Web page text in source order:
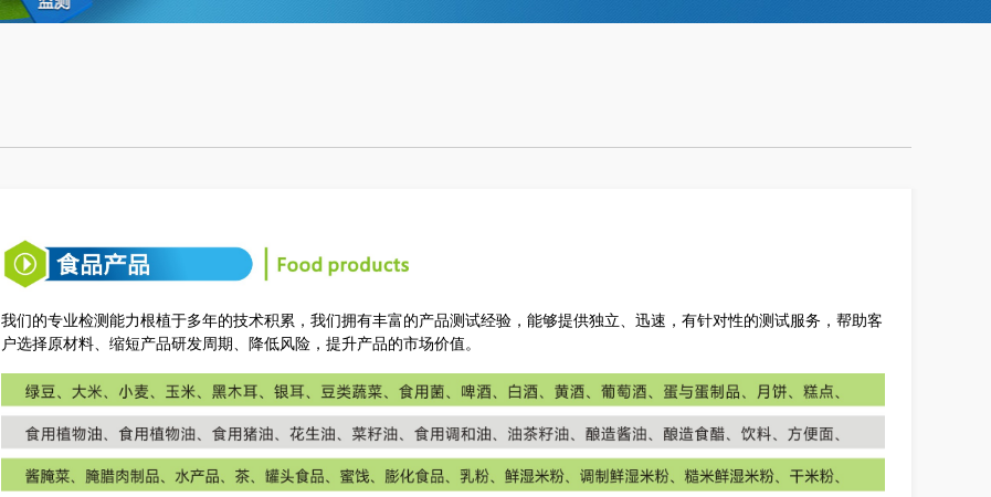
我们的专业检测能力根植于多年的技术积累，我们拥有丰富的产品测试经验，能够提供独立、迅速，有针对性的测试服务，帮助客
户选择原材料、缩短产品研发周期、降低风险，提升产品的市场价值。